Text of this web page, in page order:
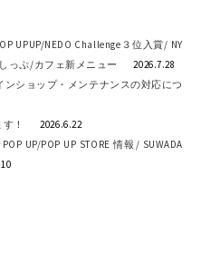
UPUP/NEDO Challenge３位入賞/ NY
っぷ/カフェ新メニュー
2026.7.28
ショップ・メンテナンスの対応につ
！
2026.6.22
UP/POP UP STORE 情報/ SUWADA